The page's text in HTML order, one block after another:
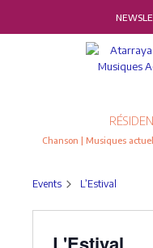
Chanson | Musiques
Events L’Estival